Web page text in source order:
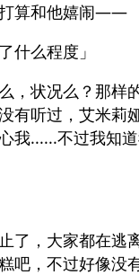
算和他嬉闹——
什么程度」
，状况么？那样
有听过，艾米莉
我......不过我知
了，大家都在逃
吧，不过好像没